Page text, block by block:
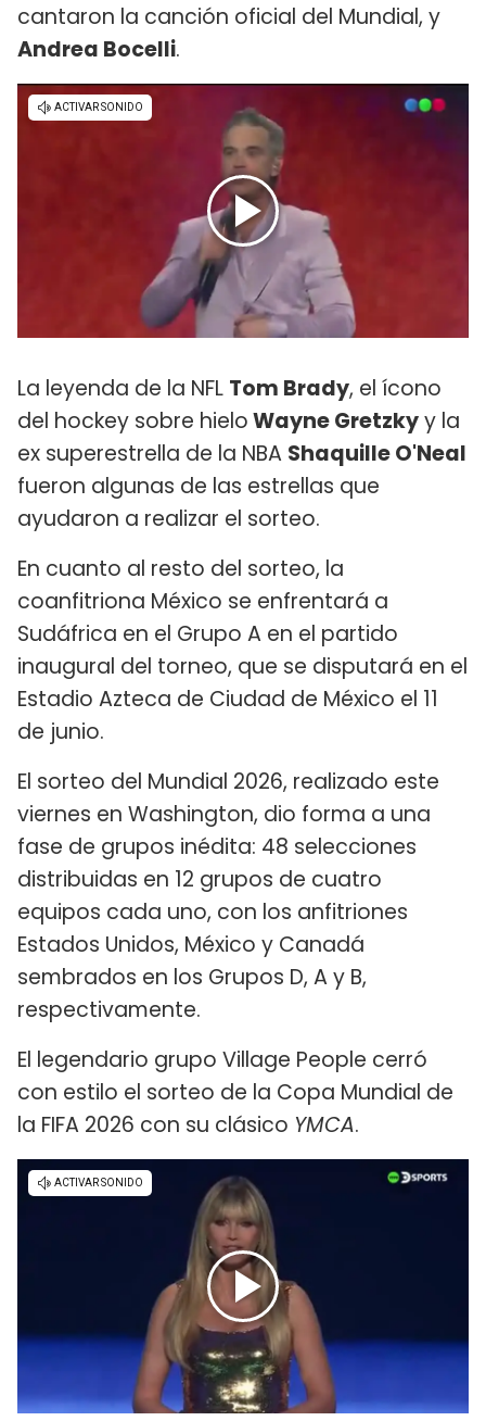
cantaron la canción oficial del Mundial, y
Andrea Bocelli.
La leyenda de la NFL Tom Brady, el ícono
del hockey sobre hieloWayne Gretzkyy la
ex superestrella de la NBA Shaquille O'Neal
fueron algunas de las estrellas que
ayudaron a realizar el sorteo.
En cuanto al resto del sorteo, la
coanfitriona México se enfrentará a
Sudáfrica en el Grupo A en el partido
inaugural del torneo, que se disputará en el
Estadio Azteca de Ciudad de México el 11
de junio.
El sorteo del Mundial 2026, realizado este
viernes en Washington, dio forma a una
fase de grupos inédita: 48 selecciones
distribuidas en 12 grupos de cuatro
equipos cada uno, con los anfitriones
Estados Unidos, México y Canadá
sembrados en los Grupos D, A y B,
respectivamente.
El legendario grupo Village People cerró
con estilo el sorteo de la Copa Mundial de
la FIFA 2026 con su clásico YMCA.